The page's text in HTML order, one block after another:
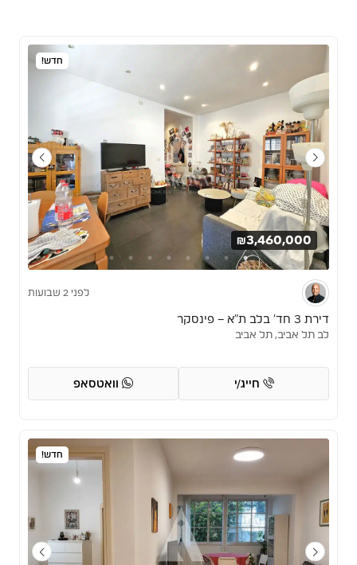
חדש!
₪3,460,000
לפני 2 שבועות
דירת 3 חד’ בלב ת”א – פינסקר
לב תל אביב, תל אביב
חייג/י וואטסאפ
חדש!